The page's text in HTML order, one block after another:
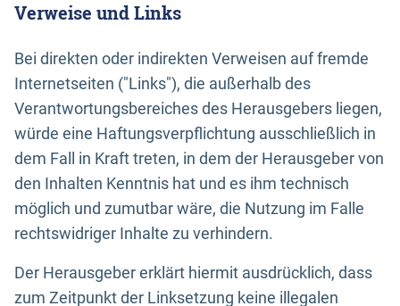
Verweise und Links
Bei direkten oder indirekten Verweisen auf fremde
Internetseiten ("Links"), die außerhalb des
Verantwortungsbereiches des Herausgebers liegen,
würde eine Haftungsverpflichtung ausschließlich in
dem Fall in Kraft treten, in dem der Herausgeber von
den Inhalten Kenntnis hat und es ihm technisch
möglich und zumutbar wäre, die Nutzung im Falle
rechtswidriger Inhalte zu verhindern.
Der Herausgeber erklärt hiermit ausdrücklich, dass
zum Zeitpunkt der Linksetzung keine illegalen